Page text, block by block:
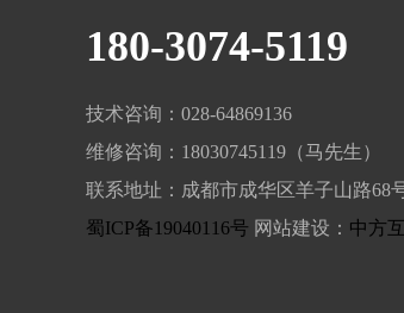
180-3074-5119
技术咨询：028-64869136
维修咨询：18030745119（马先生）
联系地址：成都市成华区羊子山路68
蜀ICP备19040116号 网站建设： 中方